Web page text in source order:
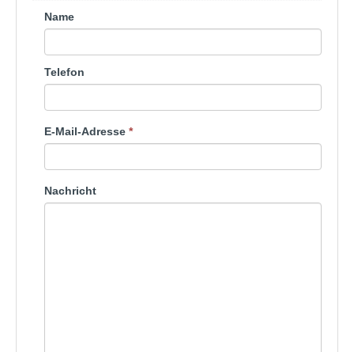
Name
Telefon
E-Mail-Adresse *
Nachricht